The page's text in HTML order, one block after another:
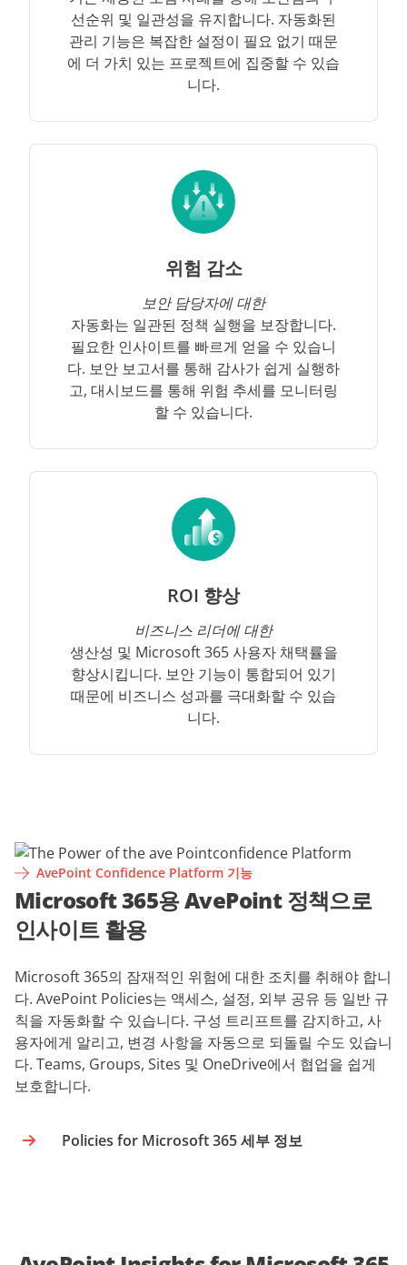
선순위 및 일관성을 유지합니다. 자동화된
관리 기능은 복잡한 설정이 필요 없기 때문
에 더 가치 있는 프로젝트에 집중할 수 있습
니다.
위험 감소
보안 담당자에 대한
자동화는 일관된 정책 실행을 보장합니다.
필요한 인사이트를 빠르게 얻을 수 있습니
다. 보안 보고서를 통해 감사가 쉽게 실행하
고, 대시보드를 통해 위험 추세를 모니터링
할 수 있습니다.
ROI 향상
비즈니스 리더에 대한
생산성 및 Microsoft 365 사용자 채택률을
향상시킵니다. 보안 기능이 통합되어 있기
때문에 비즈니스 성과를 극대화할 수 있습
니다.
AvePoint Confidence Platform 기능
Microsoft 365용 AvePoint 정책으로
인사이트 활용
Microsoft 365의 잠재적인 위험에 대한 조치를 취해야 합니
다. AvePoint Policies는 액세스, 설정, 외부 공유 등 일반 규
칙을 자동화할 수 있습니다. 구성 트리프트를 감지하고, 사
용자에게 알리고, 변경 사항을 자동으로 되돌릴 수도 있습니
다. Teams, Groups, Sites 및 OneDrive에서 협업을 쉽게
보호합니다.
Policies for Microsoft 365 세부 정보